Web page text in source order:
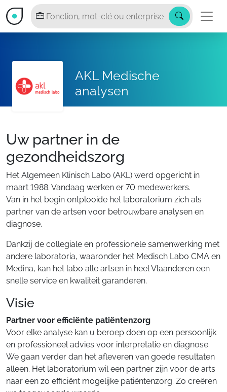
AKL Medische
analysen
Uw partner in de
gezondheidszorg
Het Algemeen Klinisch Labo (AKL) werd opgericht in
maart 1988. Vandaag werken er 70 medewerkers.
Van in het begin ontplooide het laboratorium zich als
partner van de artsen voor betrouwbare analysen en
diagnose.
Dankzij de collegiale en professionele samenwerking met
andere laboratoria, waaronder het Medisch Labo CMA en
Medina, kan het labo alle artsen in heel Vlaanderen een
snelle service en kwaliteit garanderen.
Visie
Partner voor efficiënte patiëntenzorg
Voor elke analyse kan u beroep doen op een persoonlijk
en professioneel advies voor interpretatie en diagnose.
We gaan verder dan het afleveren van goede resultaten
alleen. Het laboratorium wil een partner zijn voor de arts
naar een zo efficiënt mogelijke patiëntenzorg. Zo creëren